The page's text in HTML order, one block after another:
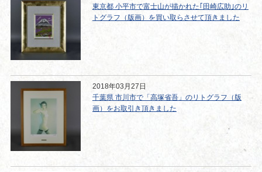
東京都 小平市で富士山が描かれた｢田崎広助｣のリ
トグラフ（版画）を買い取らさせて頂きました
2018年03月27日
千葉県 市川市で「高塚省吾」のリトグラフ（版
画）をお取引き頂きました